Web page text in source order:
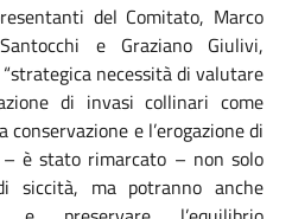
del Comitato, Marco
e Graziano Giulivi,
necessità di valutare
di invasi collinari come
e l’erogazione di
– è stato rimarcato – non solo
siccità, ma potranno anche